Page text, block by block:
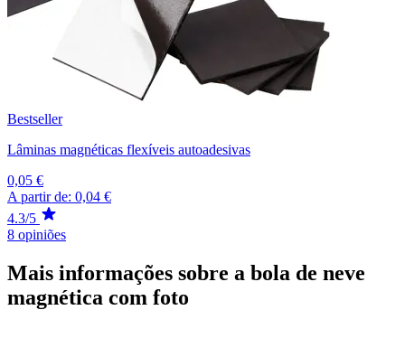
Bestseller
Lâminas magnéticas flexíveis autoadesivas
0,05 €
A partir de: 0,04 €
4.3/5
8 opiniões
Mais informações sobre a bola de neve
magnética com foto